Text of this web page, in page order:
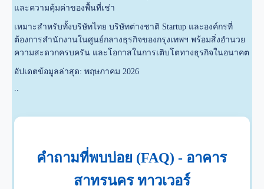
และความคุ้มค่าของพื้นที่เช่า
เหมาะสำหรับทั้งบริษัทไทย บริษัทต่างชาติ Startup และองค์กรที่
ต้องการสำนักงานในศูนย์กลางธุรกิจของกรุงเทพฯ พร้อมสิ่งอำนวย
ความสะดวกครบครัน และโอกาสในการเติบโตทางธุรกิจในอนาคต
อัปเดตข้อมูลล่าสุด: พฤษภาคม 2026
คำถามที่พบบ่อย (FAQ) - อาคาร
สาทรนคร ทาวเวอร์